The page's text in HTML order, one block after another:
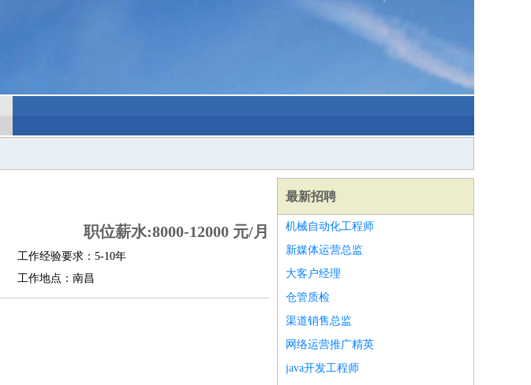
职位薪水:8000-12000 元/月
工作经验要求：5-10年
工作地点：南昌
最新招聘
机械自动化工程师
新媒体运营总监
大客户经理
仓管质检
渠道销售总监
网络运营推广精英
java开发工程师